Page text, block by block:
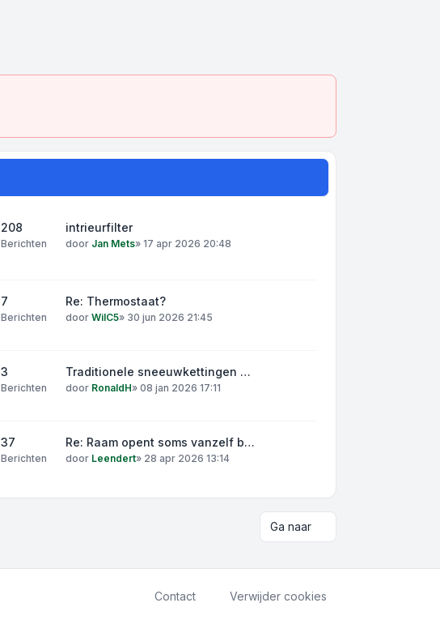
208
Berichten
intrieurfilter
door Jan Mets» 17 apr 2026 20:48
7
Berichten
Re: Thermostaat?
door WilC5» 30 jun 2026 21:45
3
Berichten
Traditionele sneeuwkettingen …
door RonaldH» 08 jan 2026 17:11
37
Berichten
Re: Raam opent soms vanzelf b…
door Leendert» 28 apr 2026 13:14
Ga naar
Contact Verwijder cookies